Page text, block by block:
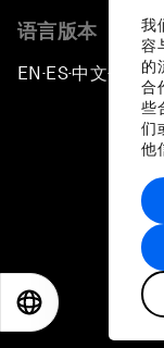
我
容
的
合
些
们
他
语言版本
EN ▪ ES▪中文▪ 日本語